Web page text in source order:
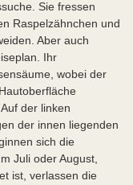
Sie fressen
Raspelzähnchen und
Aber auch
Ihr
wobei der
der linken
der innen liegenden
sich die
Juli oder August,
ist, verlassen die